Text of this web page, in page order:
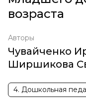
возраста
Авторы
Чувайченко
Ширшикова
4. Дошкольная